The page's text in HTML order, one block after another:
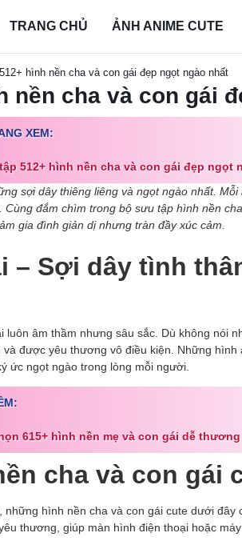
TRANG CHỦ ẢNH ANIME CUTE
hình nền cha và con gái đẹp ngọt ngào nhất
nền cha và con gái
XEM:
512+ hình nền cha và con gái đẹp ngọt
sợi dây thiêng liêng và ngọt ngào nhất.
đắm chìm trong bộ sưu tập hình nền
gia đình giản dị nhưng tràn đầy xúc cảm.
– Sợi dây tình
âm thầm nhưng sâu sắc. Dù không nói
được yêu thương vô điều kiện. Những hình
ức ngọt ngào trong lòng mỗi người.
615+ hình nền mẹ và con gái dễ
cha và con gái
hình nền cha và con gái cute dưới đây
thương, giúp màn hình điện thoại hoặc